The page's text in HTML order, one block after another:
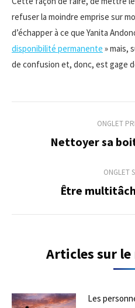
refuser la moindre emprise sur
d’échapper à ce que Yanita
disponibilité permanente » mais,
de confusion et, donc, est gage
commentaire
ONGLET
Nettoyer sa
ONGLET
Être
Articles sur
Les